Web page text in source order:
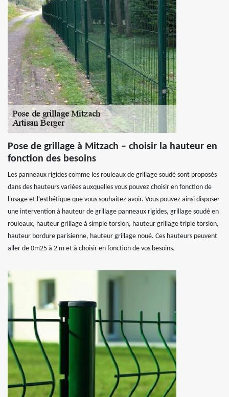
Pose de grillage à Mitzach – choisir la hauteur en
fonction des besoins
Les panneaux rigides comme les rouleaux de grillage soudé sont proposés
dans des hauteurs variées auxquelles vous pouvez choisir en fonction de
l'usage et l’esthétique que vous souhaitez avoir. Vous pouvez ainsi disposer
une intervention à hauteur de grillage panneaux rigides, grillage soudé en
rouleaux, hauteur grillage à simple torsion, hauteur grillage triple torsion,
hauteur bordure parisienne, hauteur grillage noué. Ces hauteurs peuvent
aller de 0m25 à 2 m et à choisir en fonction de vos besoins.